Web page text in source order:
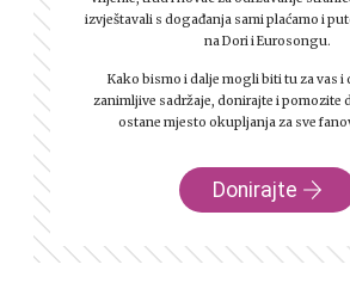
izvještavali s događanja sami plaćamo i
na Dori i Eurosongu.
Kako bismo i dalje mogli biti tu za vas i
zanimljive sadržaje, donirajte i pomozite
ostane mjesto okupljanja za sve
Donirajte